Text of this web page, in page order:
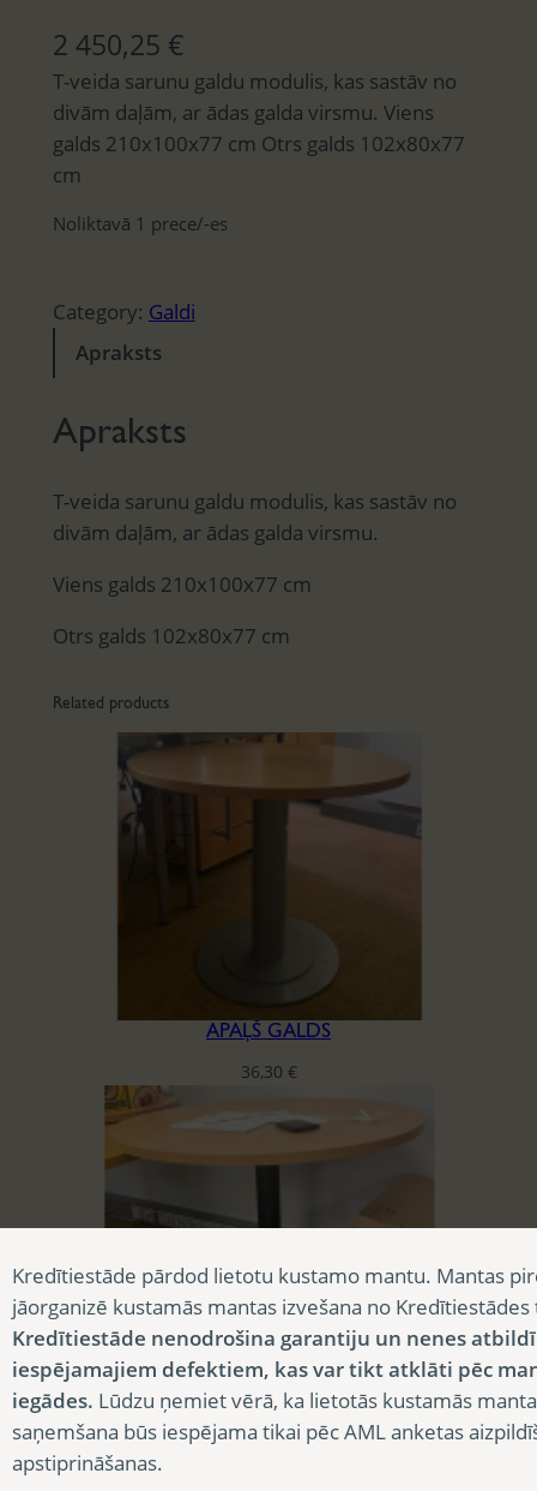
2 450,25 €
T-veida sarunu galdu modulis, kas sastāv no
divām daļām, ar ādas galda virsmu. Viens
galds 210x100x77 cm Otrs galds 102x80x77
cm
Noliktavā 1 prece/-es
Category: Galdi
Apraksts
Apraksts
T-veida sarunu galdu modulis, kas sastāv no
divām daļām, ar ādas galda virsmu.
Viens galds 210x100x77 cm
Otrs galds 102x80x77 cm
Related products
APAĻŠ GALDS
36,30 €
APAĻŠ GALDS
18,15€
Kredītiestāde pārdod lietotu kustamo mantu. Mantas
jāorganizē kustamās mantas izvešana no
Kredītiestāde nenodrošina garantiju un nenes
iespējamajiem defektiem, kas var tikt atklāti pēc
iegādes. Lūdzu ņemiet vērā, ka lietotās kustamās
saņemšana būs iespējama tikai pēc AML anketas
apstiprināšanas.